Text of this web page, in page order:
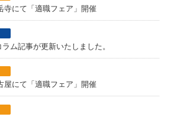
寺にて「適職フェア」開催
ム記事が更新いたしました。
屋にて「適職フェア」開催